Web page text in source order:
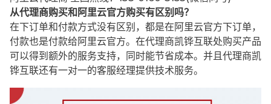
从代理商购买和阿里云官方购买有区别吗？
在下订单和付款方式没有区别，都是在阿里云官方下订单，
付款也是付款给阿里云官方。在代理商凯铧互联处购买产品
可以得到额外的服务支持，同时能节省成本。并且代理商凯
铧互联还有一对一的客服经理提供技术服务。